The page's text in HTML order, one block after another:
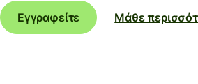
Εγγραφείτε
Μάθε